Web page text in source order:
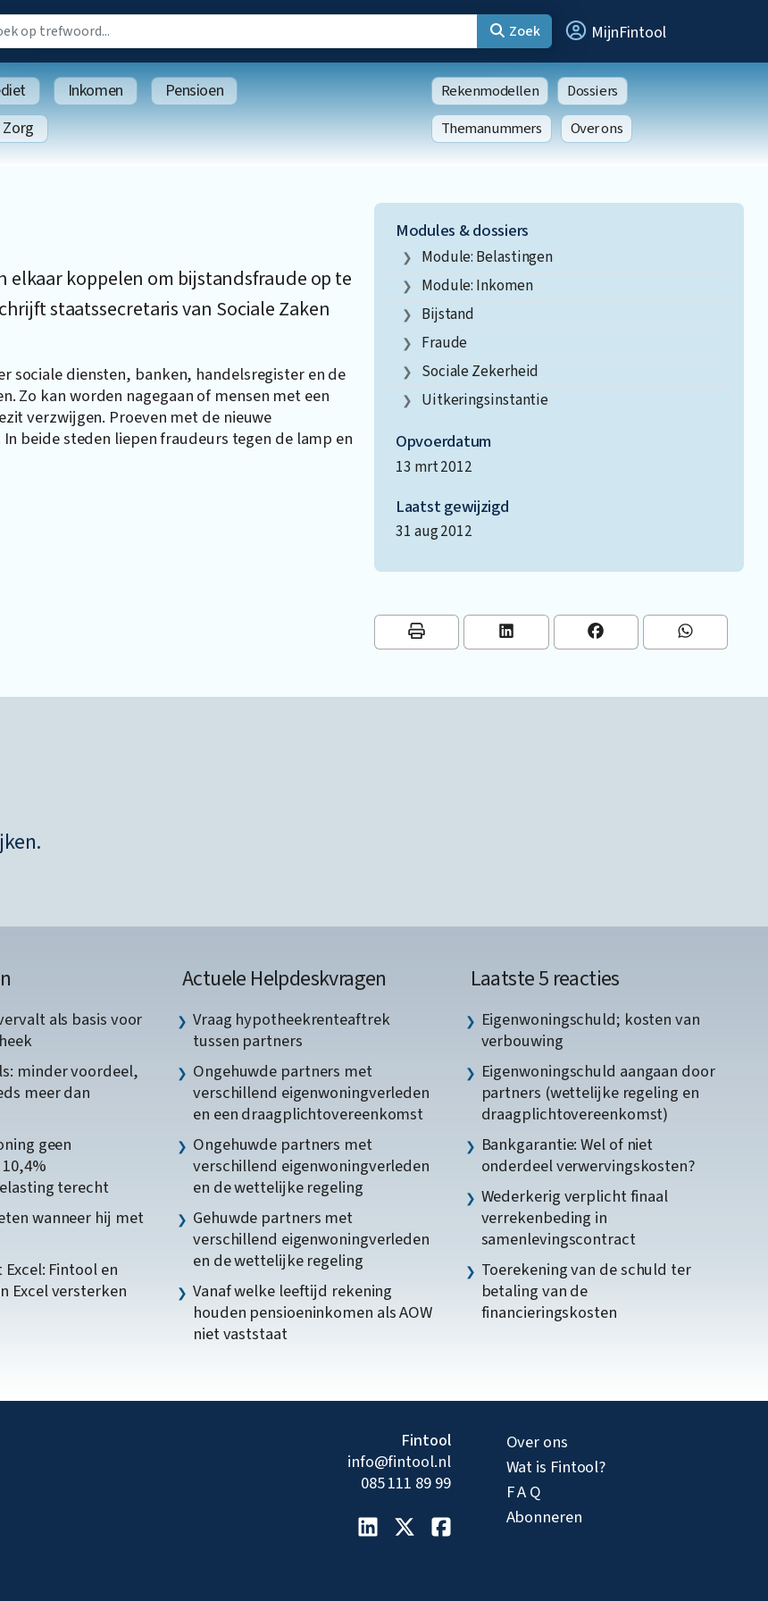
Zoek MijnFintool
Inkomen
Pensioen
Zorg
Rekenmodellen
Dossiers
Themanummers
Over ons
elkaar koppelen om bijstandsfraude op te
staatssecretaris van Sociale Zaken
sociale diensten, banken, handelsregister en de
Zo kan worden nagegaan of mensen met een
verzwijgen. Proeven met de nieuwe
beide steden liepen fraudeurs tegen de lamp en
Modules & dossiers
Module: Belastingen
Module: Inkomen
Bijstand
Fraude
Sociale Zekerheid
Uitkeringsinstantie
Opvoerdatum
13 mrt 2012
Laatst gewijzigd
31 aug 2012
als basis voor
minder voordeel,
meer dan
geen
terecht
wanneer hij met
Fintool en
Excel versterken
Actuele Helpdeskvragen
Vraag hypotheekrenteaftrek
tussen partners
Ongehuwde partners met
verschillend eigenwoningverleden
en een draagplichtovereenkomst
Ongehuwde partners met
verschillend eigenwoningverleden
en de wettelijke regeling
Gehuwde partners met
verschillend eigenwoningverleden
en de wettelijke regeling
Vanaf welke leeftijd rekening
houden pensioeninkomen als AOW
niet vaststaat
Laatste 5 reacties
Eigenwoningschuld; kosten van
verbouwing
Eigenwoningschuld aangaan door
partners (wettelijke regeling en
draagplichtovereenkomst)
Bankgarantie: Wel of niet
onderdeel verwervingskosten?
Wederkerig verplicht finaal
verrekenbeding in
samenlevingscontract
Toerekening van de schuld ter
betaling van de
financieringskosten
Fintool
info@fintool.nl
085 111 89 99
Over ons
Wat is Fintool?
F A Q
Abonneren